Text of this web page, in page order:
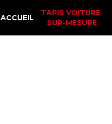
ACCUEIL
TAPIS VOITURE
SUR-MESURE